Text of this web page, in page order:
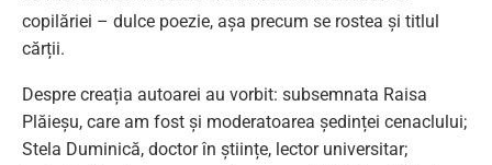
copilăriei – dulce poezie, așa precum se rostea și titlul
cărții.
Despre creația autoarei au vorbit: subsemnata Raisa
Plăieșu, care am fost și moderatoarea ședinței cenaclului;
Stela Duminică, doctor în științe, lector universitar;